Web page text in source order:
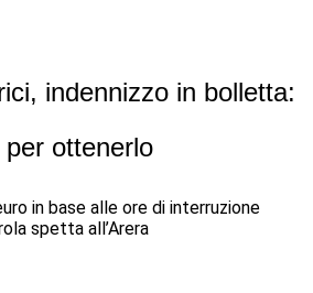
indennizzo in bolletta:
ottenerlo
in base alle ore di interruzione
spetta all’Arera